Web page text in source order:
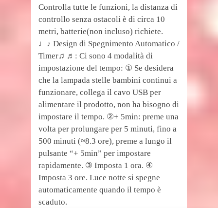
Controlla tutte le funzioni, la distanza di
controllo senza ostacoli è di circa 10
metri, batterie(non incluso) richiete.
♩♪ Design di Spegnimento Automatico /
Timer♫ ♬: Ci sono 4 modalità di
impostazione del tempo: ① Se desidera
che la lampada stelle bambini continui a
funzionare, collega il cavo USB per
alimentare il prodotto, non ha bisogno di
impostare il tempo. ②+ 5min: preme una
volta per prolungare per 5 minuti, fino a
500 minuti (≈8.3 ore), preme a lungo il
pulsante “+ 5min” per impostare
rapidamente. ③ Imposta 1 ora. ④
Imposta 3 ore. Luce notte si spegne
automaticamente quando il tempo è
scaduto.